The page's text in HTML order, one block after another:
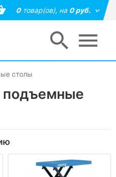
0товар(ов),на0 руб.
столы